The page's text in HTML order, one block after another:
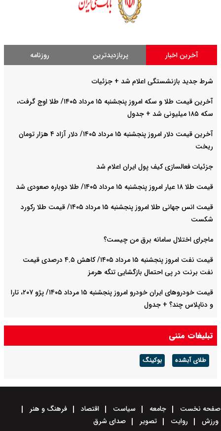
آخرین اخبار پربازدیدترین روزنامه
شرط جدید بازنشستگی اعلام شد + جزئیات
آخرین قیمت طلا و سکه امروز پنجشنبه ۱۵ مرداد ۱۴۰۵/ طلا اوج گرفت،
سکه ۱۸۵ میلیونی شد + جدول
آخرین قیمت دلار امروز پنجشنبه ۱۵ مرداد ۱۴۰۵/ دلار آزاد ۴ هزار تومان
ریخت
جزئیات فعالسازی کیف پول ایران اعلام شد
قیمت طلا ۱۸ عیار امروز پنجشنبه ۱۵ مرداد ۱۴۰۵/ طلا دوباره صعودی شد
قیمت انس جهانی طلا امروز پنجشنبه ۱۵ مرداد ۱۴۰۵/ قیمت طلا رکورد
شکست
ماجرای اختلال سامانه برق من چیست؟
قیمت نفت امروز پنجشنبه ۱۵ مرداد ۱۴۰۵/ کاهش ۴.۵ درصدی قیمت
نفت برنت در پی احتمال بازگشایی تنگه هرمز
قیمت خودرو‌های ایران خودرو امروز پنجشنبه ۱۵ مرداد ۱۴۰۵/ پژو ۲۰۷، تارا
و دناپلاس چند؟ + جدول
قیمت خودرو‌های سایپا امروز پنجشنبه ۱۵ مرداد ۱۴۰۵/ شاهین، کوییک و
ساینا چند قیمت خورد؟+ جدول
تبلیغات متنی
طلای آبشده بوکینگ
صفحه نخست جامعه سیاست اقتصاد
فرهنگ و هنر
ورزش
روایت تصویر صدای شرق